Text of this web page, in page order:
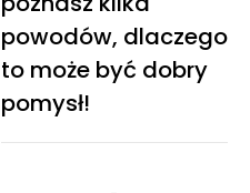
powodów, dlaczego
to może być dobry
pomysł!